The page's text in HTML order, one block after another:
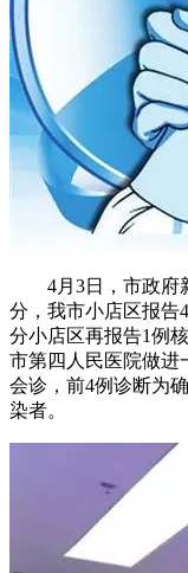
4月3日，市政府新
分，我市小店区报告
分小店区再报告1例
市第四人民医院做进
会诊，前4例诊断为
染者。